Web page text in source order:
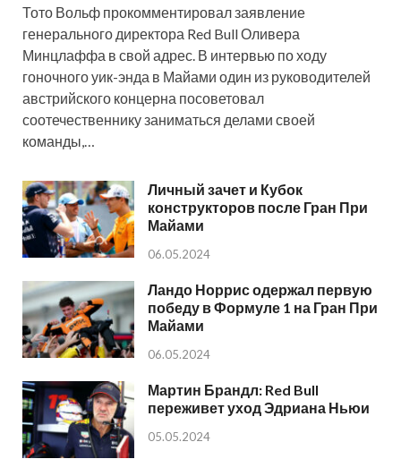
Тото Вольф прокомментировал заявление
генерального директора Red Bull Оливера
Минцлаффа в свой адрес. В интервью по ходу
гоночного уик-энда в Майами один из руководителей
австрийского концерна посоветовал
соотечественнику заниматься делами своей
команды,…
Личный зачет и Кубок
конструкторов после Гран При
Майами
06.05.2024
Ландо Норрис одержал первую
победу в Формуле 1 на Гран При
Майами
06.05.2024
Мартин Брандл: Red Bull
переживет уход Эдриана Ньюи
05.05.2024